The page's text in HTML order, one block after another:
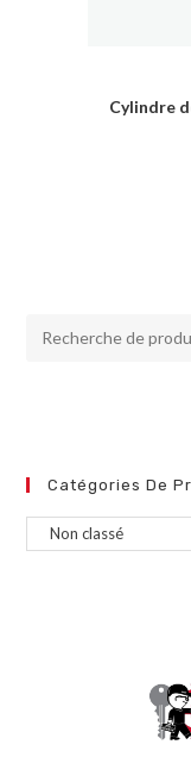
Cylindre
Catégories De